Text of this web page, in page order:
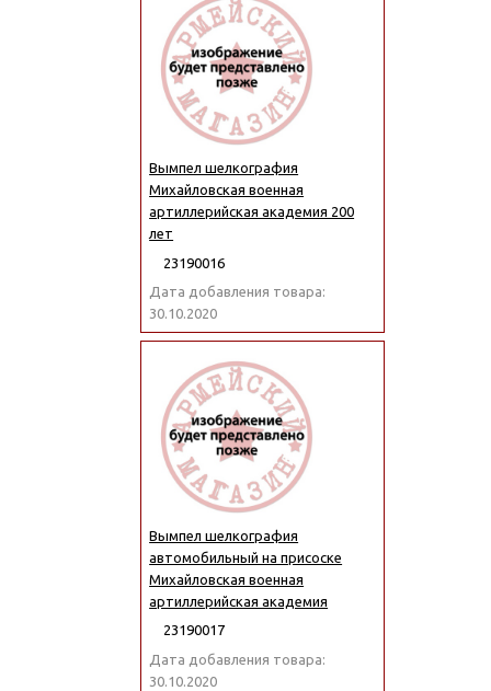
Вымпел шелкография
Михайловская военная
артиллерийская академия 200
лет
23190016
Дата добавления товара:
30.10.2020
Вымпел шелкография
автомобильный на присоске
Михайловская военная
артиллерийская академия
23190017
Дата добавления товара:
30.10.2020